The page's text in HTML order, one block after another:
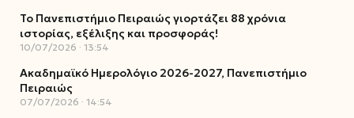
Το Πανεπιστήμιο Πειραιώς γιορτάζει 88 χρόνια
ιστορίας, εξέλιξης και προσφοράς!
10/07/2026 13:54
Ακαδημαϊκό Ημερολόγιο 2026-2027, Πανεπιστήμιο
Πειραιώς
07/07/2026 14:54